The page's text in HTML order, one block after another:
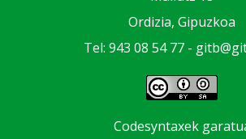
Ordizia, Gipuzkoa
Tel: 943 08 54 77 -
Codesyntaxek